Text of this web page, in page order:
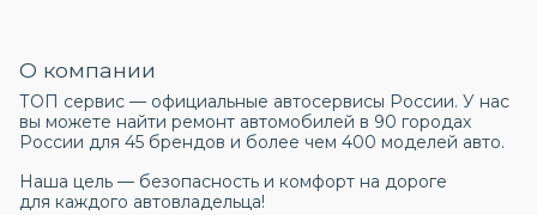
О компании
ТОП сервис — официальные автосервисы России. У нас
вы можете найти ремонт автомобилей в 90 городах
России для 45 брендов и более чем 400 моделей авто.
Наша цель — безопасность и комфорт на дороге
для каждого автовладельца!